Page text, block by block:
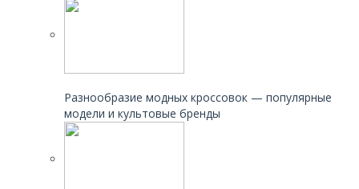
Разнообразие модных кроссовок — популярные
модели и культовые бренды